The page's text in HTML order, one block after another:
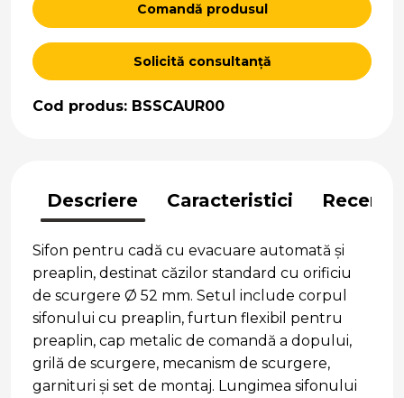
Comandă produsul
Solicită consultanță
Cod produs: BSSCAUR00
Descriere Caracteristici
Sifon pentru cadă cu evacuare automată şi
preaplin, destinat căzilor standard cu orificiu
de scurgere Ø 52 mm. Setul include corpul
sifonului cu preaplin, furtun flexibil pentru
preaplin, cap metalic de comandă a dopului,
grilă de scurgere, mecanism de scurgere,
garnituri şi set de montaj. Lungimea sifonului